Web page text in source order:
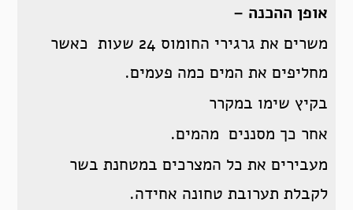
אופן ההכנה –
משרים את גרגירי החומוס 24 שעות כאשר
מחליפים את המים כמה פעמים.
בקיץ שימו במקרר
אחר כך מסננים מהמים.
מעבירים את כל המצרכים במטחנת בשר
לקבלת תערובת טחונה אחידה.